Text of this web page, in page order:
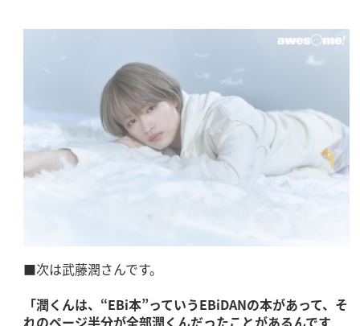
■次は武藤潤さんです。
「潤くんは、“EBi本”っていうEBiDANの本があって、そ
れのページ半分が全部潤くんだったことがあるんです